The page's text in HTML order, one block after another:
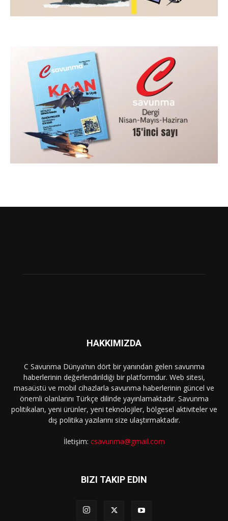
HAKKIMIZDA
C Savunma Dünya’nın dört bir yanından gelen savunma
haberlerinin değerlendirildiği bir platformdur. Web sitesi,
masaüstü ve mobil cihazlarla savunma haberlerinin güncel ve
önemli olanlarını Türkçe dilinde yayınlamaktadır. Savunma
politikaları, yeni ürünler, yeni teknolojiler, bölgesel aktiviteler ve
dış politika yazılarını size ulaştırmaktadır.
İletişim: csavunma@gmail.com
BIZI TAKIP EDIN